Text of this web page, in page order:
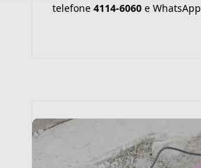
telefone 4114-6060e WhatsApp